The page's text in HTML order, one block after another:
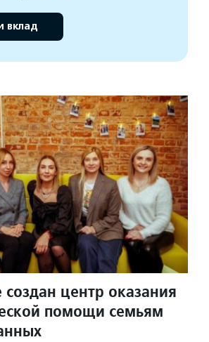
вклад
центр оказания
помощи семьям